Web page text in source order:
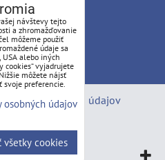
ochrany osobných údajov
návštevy tejto
a zhromažďovanie
môžeme použiť
údaje sa
alebo iných
cookies“ vyjadrujete
môžete nájsť
svoje preferencie.
osobných údajov
všetky cookies